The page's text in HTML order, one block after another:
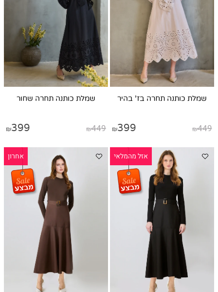
שמלת כותנה תחרה בז' בהיר
₪449
₪399
שמלת כותנה תחרה שחור
₪449
₪399
אזל מהמלאי אחרון